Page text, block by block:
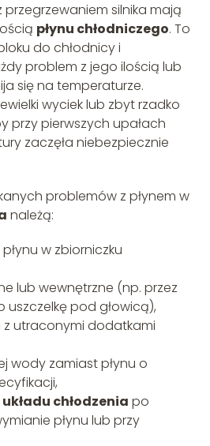
przegrzewaniem silnika mają
płynu chłodniczego. To
do chłodnicy i
problem z jego ilością lub
się na temperaturze.
wyciek lub zbyt rzadko
przy pierwszych upałach
zaczęła niebezpiecznie
problemów z płynem w
należą:
w zbiorniczku
lub wewnętrzne (np. przez
uszczelkę pod głowicą),
z utraconymi dodatkami
wody zamiast płynu o
chłodzenia po
płynu lub przy